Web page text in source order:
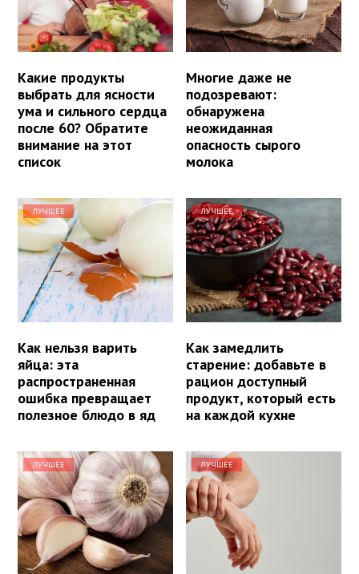
Какие продукты
выбрать для ясности
ума и сильного сердца
после 60? Обратите
внимание на этот
список
Многие даже не
подозревают:
обнаружена
неожиданная
опасность сырого
молока
ЛУЧШЕЕ
Как нельзя варить
яйца: эта
распространенная
ошибка превращает
полезное блюдо в яд
ЛУЧШЕЕ
Как замедлить
старение: добавьте в
рацион доступный
продукт, который есть
на каждой кухне
ЛУЧШЕЕ ЛУЧШЕЕ